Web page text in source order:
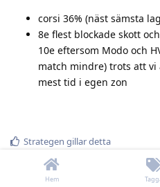
corsi 36% (näst sämsta
8e flest blockade skott
10e eftersom Modo och
match mindre) trots att
mest tid i egen zon
Strategen gillar detta
Hem